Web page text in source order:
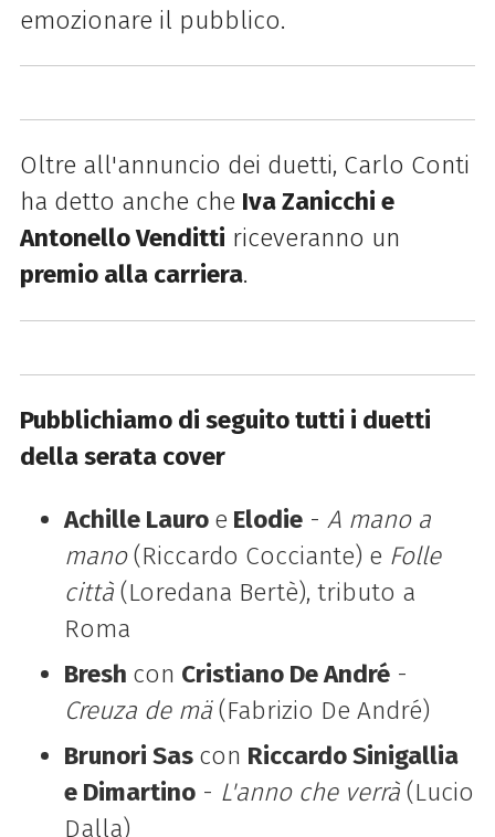
emozionare il pubblico.
Oltre all'annuncio dei duetti, Carlo Conti
ha detto anche che Iva Zanicchi e
Antonello Venditti riceveranno un
premio alla carriera.
Pubblichiamo di seguito tutti i duetti
della serata cover
Achille Lauro e Elodie- A mano a
mano(Riccardo Cocciante) e Folle
città(Loredana Bertè), tributo a
Roma
Bresh con Cristiano De André-
Creuza de mä(Fabrizio De André)
Brunori Sas con Riccardo Sinigallia
e Dimartino- L'anno che verrà(Lucio
Dalla)